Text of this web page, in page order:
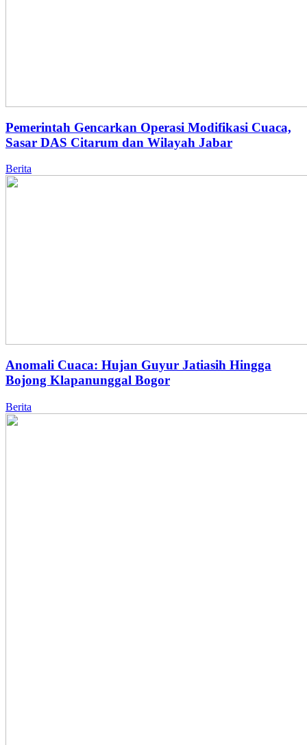
Pemerintah Gencarkan Operasi Modifikasi Cuaca,
Sasar DAS Citarum dan Wilayah Jabar
Berita
Anomali Cuaca: Hujan Guyur Jatiasih Hingga
Bojong Klapanunggal Bogor
Berita